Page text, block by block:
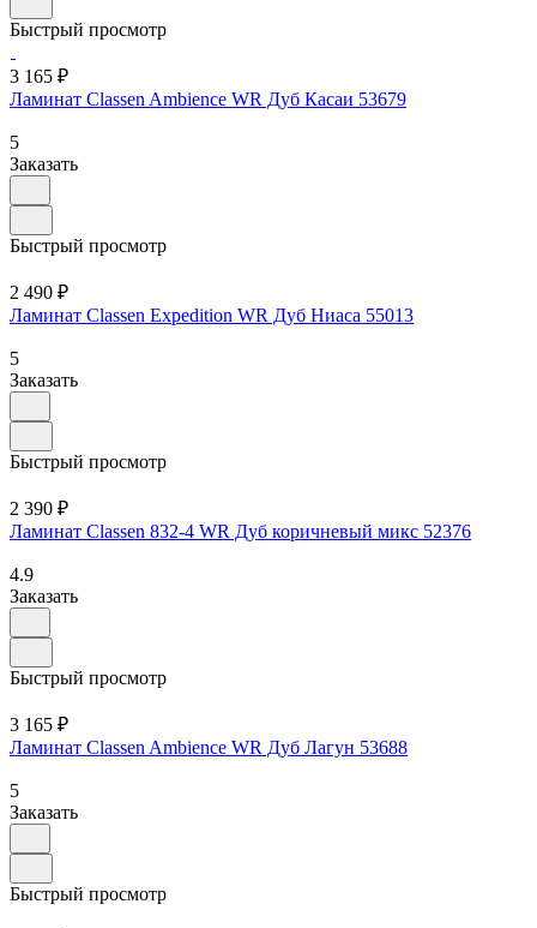
Быстрый просмотр
3 165 ₽
Ламинат Classen Ambience WR Дуб Касаи 53679
5
Заказать
Быстрый просмотр
2 490 ₽
Ламинат Classen Expedition WR Дуб Ниаса 55013
5
Заказать
Быстрый просмотр
2 390 ₽
Ламинат Classen 832-4 WR Дуб коричневый микс 52376
4.9
Заказать
Быстрый просмотр
3 165 ₽
Ламинат Classen Ambience WR Дуб Лагун 53688
5
Заказать
Быстрый просмотр